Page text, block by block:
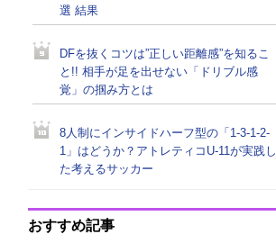
選 結果
DFを抜くコツは”正しい距離感”を知るこ
と!! 相手が足を出せない「ドリブル感
覚」の掴み方とは
8人制にインサイドハーフ型の「1-3-1-2-
1」はどうか？アトレティコU-11が実践し
た考えるサッカー
おすすめ記事